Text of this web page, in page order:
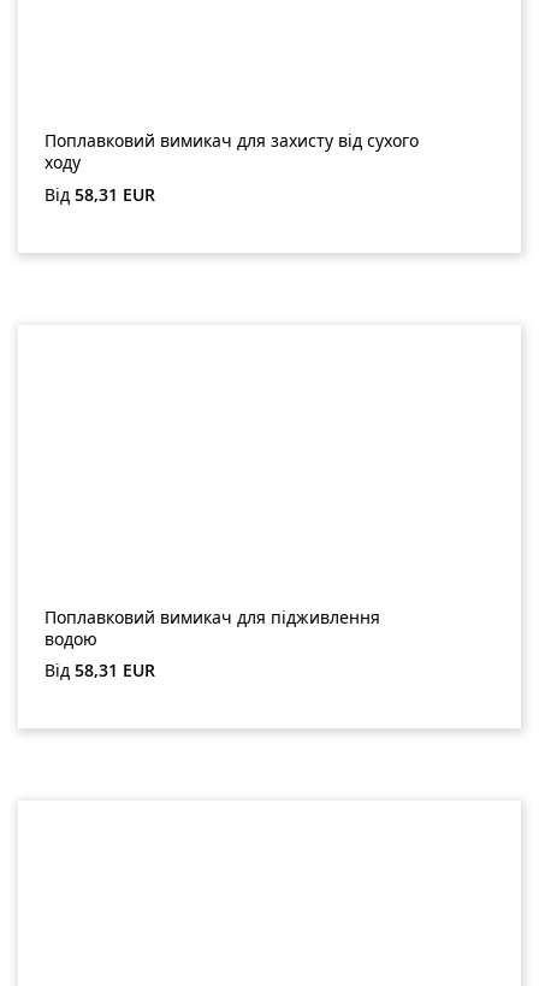
Поплавковий вимикач для захисту від сухого
ходу
Звичайна ціна:
Від 58,31 EUR
Поплавковий вимикач для підживлення
водою
Звичайна ціна:
Від 58,31 EUR